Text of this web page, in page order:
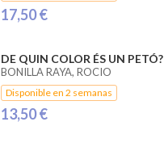
17,50 €
DE QUIN COLOR ÉS UN PETÓ?
BONILLA RAYA, ROCIO
Disponible en 2 semanas
13,50 €